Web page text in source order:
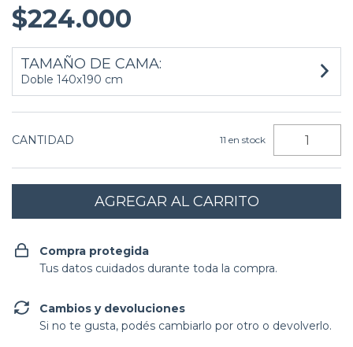
$224.000
TAMAÑO DE CAMA:
Doble 140x190 cm
CANTIDAD 11 en stock
Compra protegida
Tus datos cuidados durante toda la compra.
Cambios y devoluciones
Si no te gusta, podés cambiarlo por otro o devolverlo.